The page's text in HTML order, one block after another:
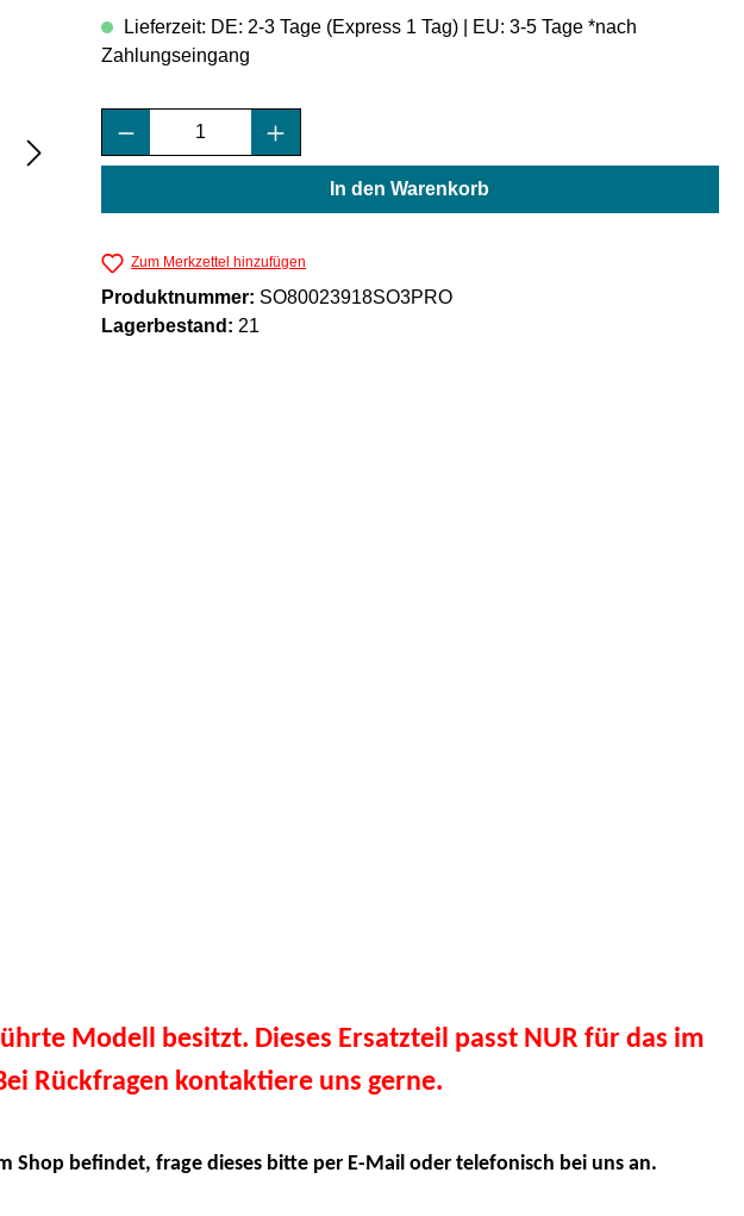
Lieferzeit: DE: 2-3 Tage (Express 1 Tag) | EU: 3-5 Tage *nach
Zahlungseingang
Produkt Anzahl: Gib den gewünschten Wert ein
In den Warenkorb
Zum Merkzettel hinzufügen
Produktnummer: SO80023918SO3PRO
Lagerbestand: 21
Modell besitzt. Dieses Ersatzteil passt NUR für das im
Rückfragen kontaktiere uns gerne.
Shop befindet, frage dieses bitte per E-Mail oder telefonisch bei uns an.